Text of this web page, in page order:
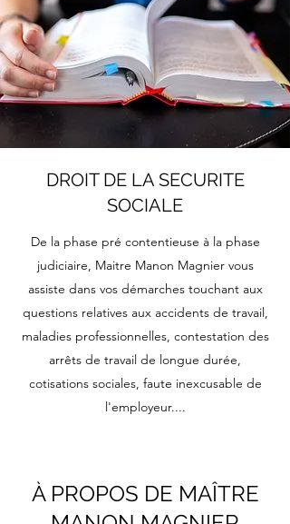
DROIT DE LA SECURITE
SOCIALE
De la phase pré contentieuse à la phase
judiciaire, Maitre Manon Magnier vous
assiste dans vos démarches touchant aux
questions relatives aux accidents de travail,
maladies professionnelles, contestation des
arrêts de travail de longue durée,
cotisations sociales, faute inexcusable de
l'employeur....
À PROPOS DE MAÎTRE